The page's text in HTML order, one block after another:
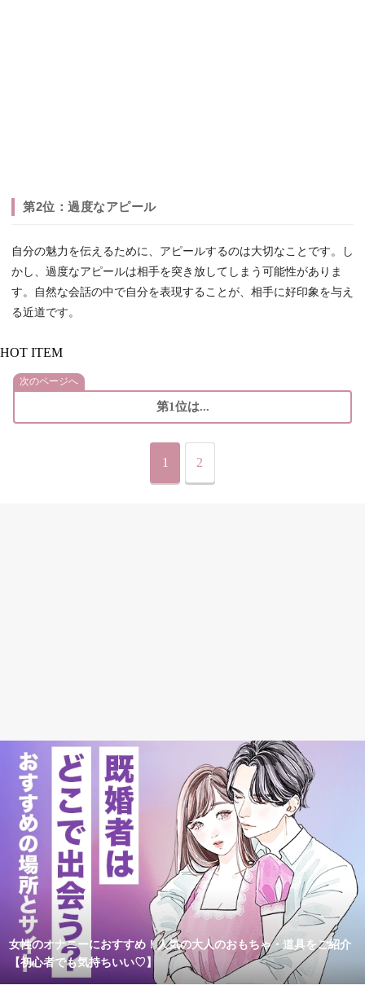
第2位：過度なアピール
自分の魅力を伝えるために、アピールするのは大切なことです。し
かし、過度なアピールは相手を突き放してしまう可能性がありま
す。自然な会話の中で自分を表現することが、相手に好印象を与え
る近道です。
HOT ITEM
次のページへ
第1位は...
1 2
女性のオナニーにおすすめ！人気の大人のおもちゃ・道具をご紹介
【初心者でも気持ちいい♡】